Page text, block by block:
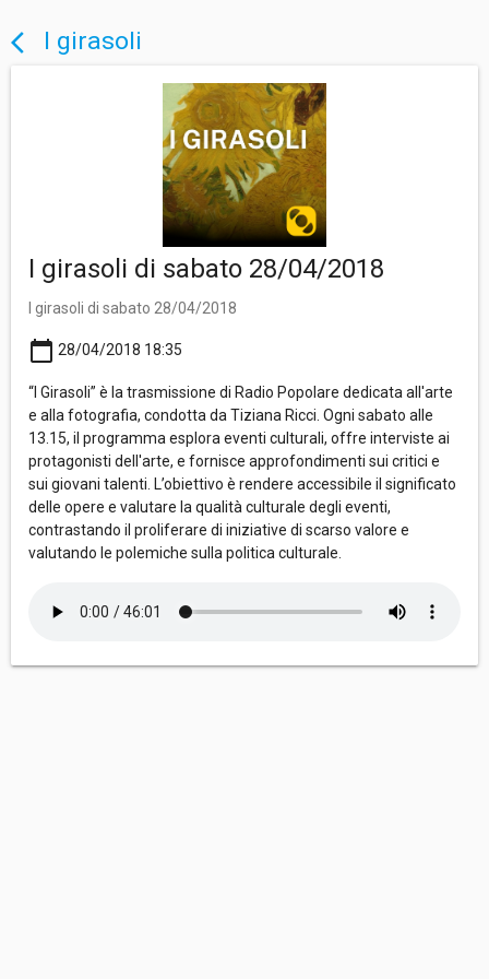
arrow_back_ios I girasoli
I girasoli di sabato 28/04/2018
I girasoli di sabato 28/04/2018
calendar_today 28/04/2018 18:35
“I Girasoli” è la trasmissione di Radio Popolare dedicata all'arte
e alla fotografia, condotta da Tiziana Ricci. Ogni sabato alle
13.15, il programma esplora eventi culturali, offre interviste ai
protagonisti dell'arte, e fornisce approfondimenti sui critici e
sui giovani talenti. L’obiettivo è rendere accessibile il significato
delle opere e valutare la qualità culturale degli eventi,
contrastando il proliferare di iniziative di scarso valore e
valutando le polemiche sulla politica culturale.